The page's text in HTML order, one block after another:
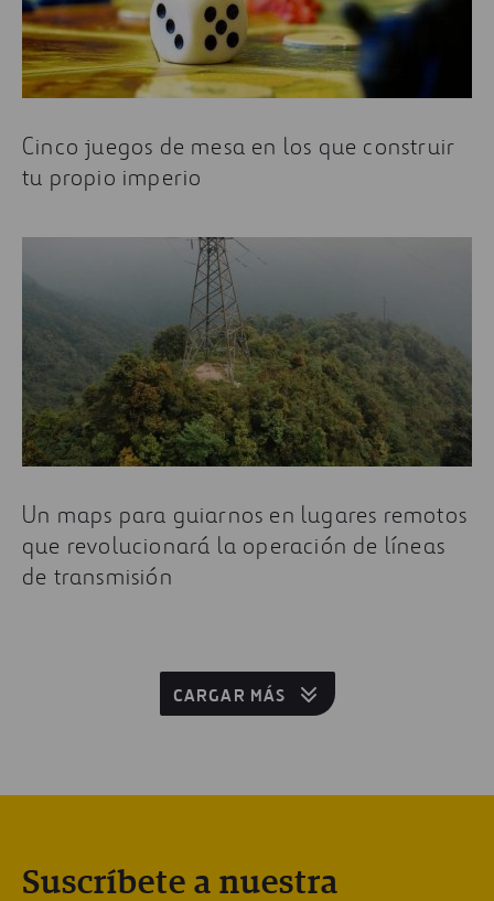
Cinco juegos de mesa en los que construir
tu propio imperio
Un maps para guiarnos en lugares remotos
que revolucionará la operación de líneas
de transmisión
CARGAR MÁS
Suscríbete a nuestra